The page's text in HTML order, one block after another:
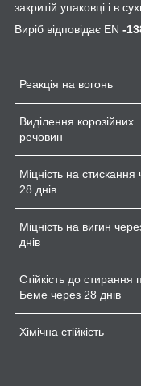
закритій упаковці і в
Виріб відповідає EN -
Реакція на вогонь
Виділення корозійних
речовин
Міцність на стискання
28 днів
Міцність на вигин
днів
Стійкість до стирання
Беме через 28 днів
Хімічна стійкість